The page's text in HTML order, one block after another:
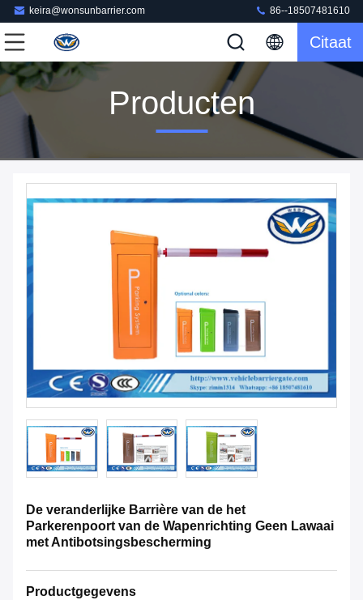
keira@wonsunbarrier.com 86--18507481610
Citaat
Producten
De veranderlijke Barrière van de het
Parkerenpoort van de Wapenrichting Geen Lawaai
met Antibotsingsbescherming
Productgegevens